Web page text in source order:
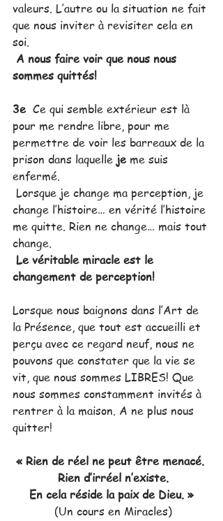
valeurs. L’autre ou la situation ne fait
que nous inviter à revisiter cela en
soi.
A nous faire voir que nous nous
sommes quittés!
3e Ce qui semble extérieur est là
pour me rendre libre, pour me
permettre de voir les barreaux de la
prison dans laquelle je me suis
enfermé.
change l’histoire… en vérité l’histoire
me quitte. Rien ne change… mais tout
change.
Le véritable miracle est le
changement de perception!
Lorsque nous baignons dans l’Art de
la Présence, que tout est accueilli et
perçu avec ce regard neuf, nous ne
pouvons que constater que la vie se
vit, que nous sommes LIBRES! Que
nous sommes constamment invités à
rentrer à la maison. A ne plus nous
quitter!
« Rien de réel ne peut être menacé.
Rien d’irréel n’existe.
En cela réside la paix de Dieu. »
(Un cours en Miracles)